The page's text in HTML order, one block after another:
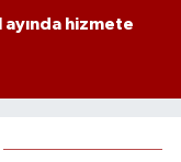
ayında hizmete